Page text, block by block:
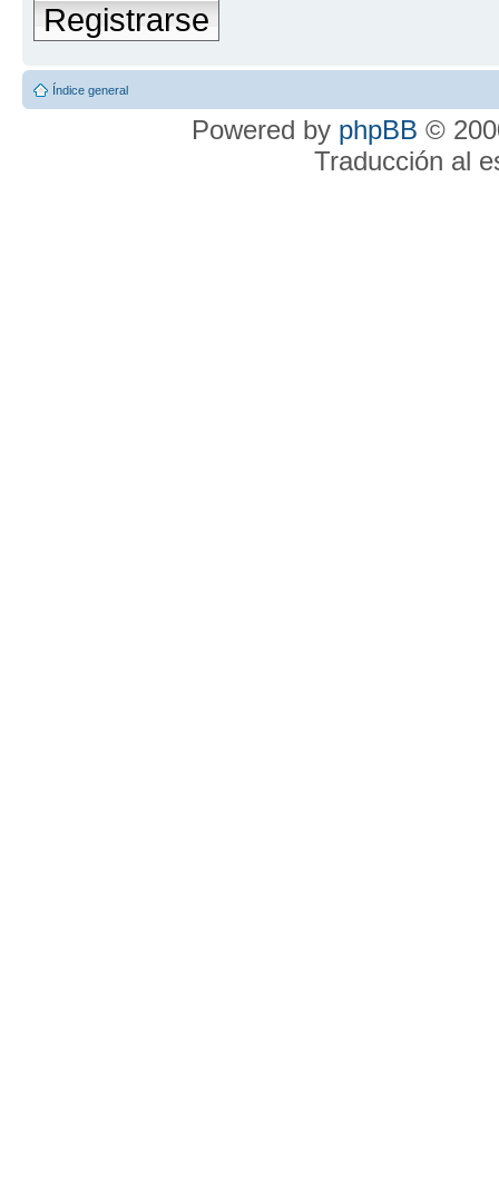
Registrarse
Índice general
Powered by phpBB ©
Traducción al